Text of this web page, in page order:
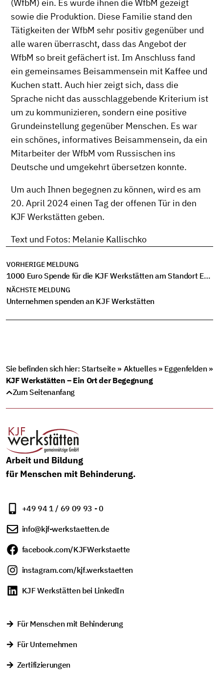
(WfbM) ein. Es wurde ihnen die WfbM gezeigt
sowie die Produktion. Diese Familie stand den
Tätigkeiten der WfbM sehr positiv gegenüber und
alle waren überrascht, dass das Angebot der
WfbM so breit gefächert ist. Im Anschluss fand
ein gemeinsames Beisammensein mit Kaffee und
Kuchen statt. Auch hier zeigt sich, dass die
Sprache nicht das ausschlaggebende Kriterium ist
um zu kommunizieren, sondern eine positive
Grundeinstellung gegenüber Menschen. Es war
ein schönes, informatives Beisammensein, da ein
Mitarbeiter der WfbM vom Russischen ins
Deutsche und umgekehrt übersetzen konnte.
Um auch Ihnen begegnen zu können, wird es am
20. April 2024 einen Tag der offenen Tür in den
KJF Werkstätten geben.
Text und Fotos: Melanie Kallischko
VORHERIGE MELDUNG
1000 Euro Spende für die KJF Werkstätten am Standort Eggenfelden
NÄCHSTE MELDUNG
Unternehmen spenden an KJF Werkstätten
Sie befinden sich hier: Startseite» Aktuelles» Eggenfelden»
KJF Werkstätten – Ein Ort der Begegnung
Zum Seitenanfang
Arbeit und Bildung
für Menschen mit Behinderung.
+49 94 1 / 69 09 93 - 0
info@kjf-werkstaetten.de
facebook.com/KJFWerkstaette
instagram.com/kjf.werkstaetten
KJF Werkstätten bei LinkedIn
Für Menschen mit Behinderung
Für Unternehmen
Zertifizierungen